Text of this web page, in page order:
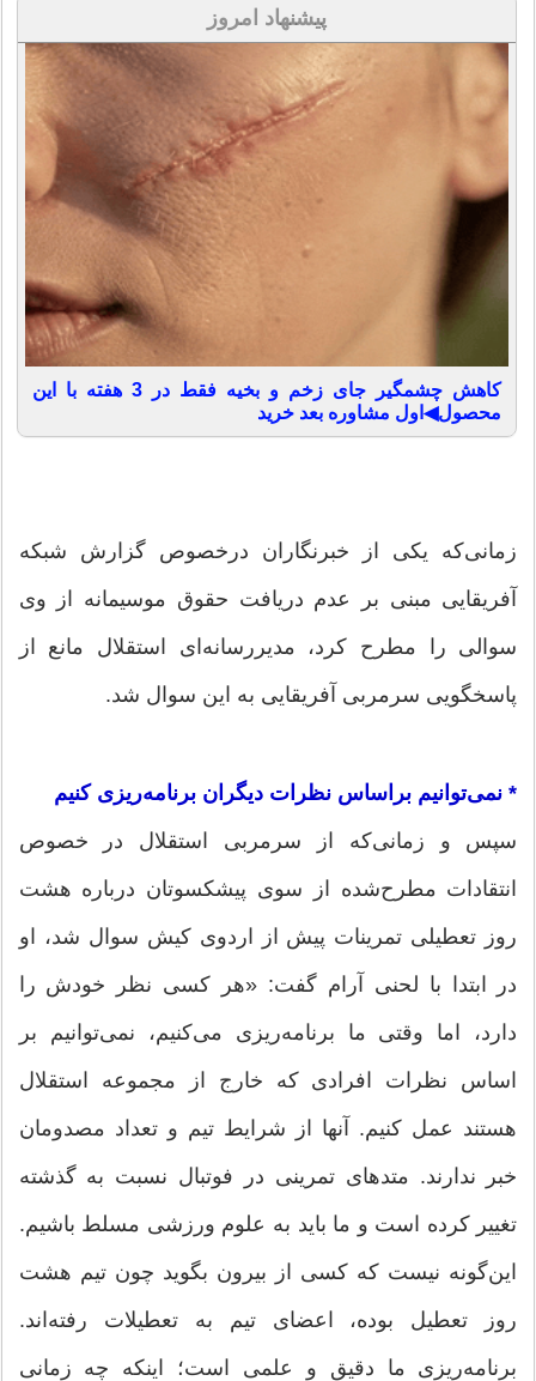
پیشنهاد امروز
کاهش چشمگیر جای زخم و بخیه فقط در 3 هفته با این
محصول◀اول مشاوره بعد خرید
زمانی‌که یکی از خبرنگاران درخصوص گزارش شبکه
آفریقایی مبنی بر عدم دریافت حقوق موسیمانه از وی
سوالی را مطرح کرد، مدیررسانه‌ای استقلال مانع از
پاسخگویی سرمربی آفریقایی به این سوال شد.
* نمی‌توانیم براساس نظرات دیگران برنامه‌ریزی کنیم
سپس و زمانی‌که از سرمربی استقلال در خصوص
انتقادات مطرح‌شده از سوی پیشکسوتان درباره هشت
روز تعطیلی تمرینات پیش از اردوی کیش سوال شد، او
در ابتدا با لحنی آرام گفت: «هر کسی نظر خودش را
دارد، اما وقتی ما برنامه‌ریزی می‌کنیم، نمی‌توانیم بر
اساس نظرات افرادی که خارج از مجموعه استقلال
هستند عمل کنیم. آنها از شرایط تیم و تعداد مصدومان
خبر ندارند. متدهای تمرینی در فوتبال نسبت به گذشته
تغییر کرده است و ما باید به علوم ورزشی مسلط باشیم.
این‌گونه نیست که کسی از بیرون بگوید چون تیم هشت
روز تعطیل بوده، اعضای تیم به تعطیلات رفته‌اند.
برنامه‌ریزی ما دقیق و علمی است؛ اینکه چه زمانی